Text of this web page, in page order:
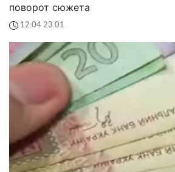
поворот сюжета
12:04 23.01